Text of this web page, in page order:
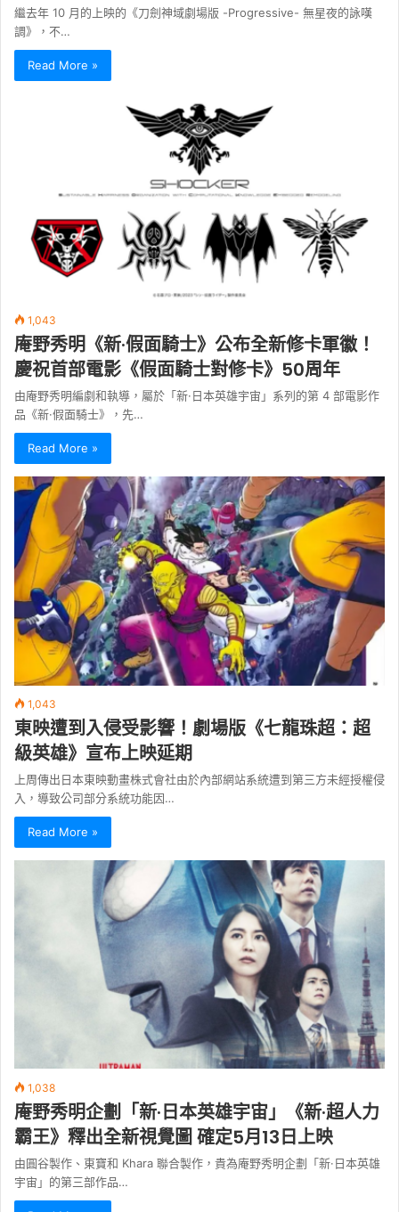
繼去年 10 月的上映的《刀劍神域劇場版 -Progressive- 無星夜的詠嘆
調》，不…
Read More »
1,043
庵野秀明《新·假面騎士》公布全新修卡軍徽！
慶祝首部電影《假面騎士對修卡》50周年
由庵野秀明編劇和執導，屬於「新·日本英雄宇宙」系列的第 4 部電影作
品《新·假面騎士》，先…
Read More »
1,043
東映遭到入侵受影響！劇場版《七龍珠超：超
級英雄》宣布上映延期
上周傳出日本東映動畫株式會社由於內部網站系統遭到第三方未經授權侵
入，導致公司部分系統功能因…
Read More »
1,038
庵野秀明企劃「新·日本英雄宇宙」《新·超人力
霸王》釋出全新視覺圖 確定5月13日上映
由圓谷製作、東寶和 Khara 聯合製作，貴為庵野秀明企劃「新·日本英雄
宇宙」的第三部作品…